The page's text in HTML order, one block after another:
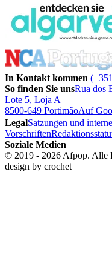
In Kontakt kommen
So finden Sie unsRua dos
Lote 5, Loja A
8500-649 PortimãoAuf
LegalSatzungen und interne
Vorschriften
Soziale Medien
© 2019 - 2026 Afpop. Alle
design by crochet